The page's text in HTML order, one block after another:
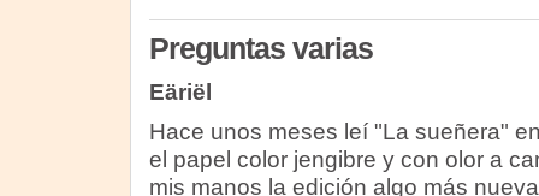
Preguntas varias
Eäriël
Hace unos meses leí "La sueñera"
el papel color jengibre y con olor a
mis manos la edición algo más